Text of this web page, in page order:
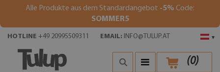
Alle Produkte aus dem Standardangebot -5% Code:
SOMMER5
▾
HOTLINE +49 20995509311 EMAIL: INFO@TULUP.AT
(0)